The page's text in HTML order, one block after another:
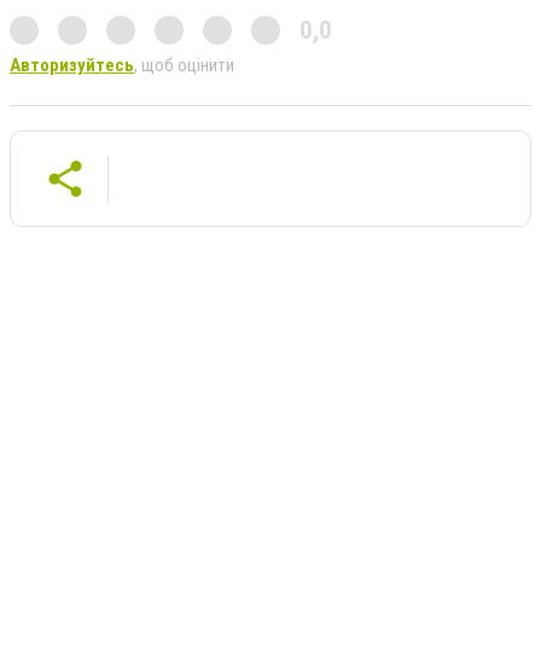
0,0
Авторизуйтесь, щоб оцінити